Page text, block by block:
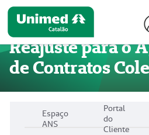
Reajuste para o
de Contratos
Espaço
ANS
Portal
do
Cliente